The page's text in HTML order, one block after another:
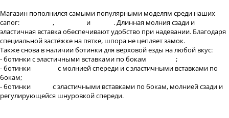
Магазин пополнился самыми популярными моделям среди наших
сапог:
, и
. Длинная молния сзади и
эластичная вставка обеспечивают удобство при надевании. Благодаря
специальной застёжке на пятке, шпора не цепляет замок.
Также снова в наличии ботинки для верховой езды на любой вкус:
- ботинки с эластичными вставками по бокам
;
- ботинки
с молнией спереди и с эластичными вставками по
бокам;
- ботинки
с эластичными вставками по бокам, молнией сзади и
регулирующейся шнуровкой спереди.